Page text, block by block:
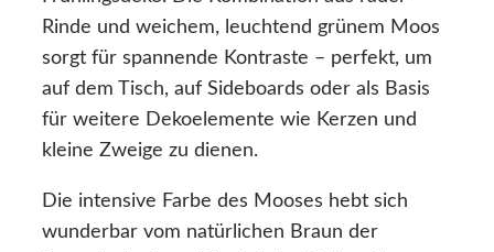
Rinde und weichem, leuchtend grünem Moos
sorgt für spannende Kontraste – perfekt, um
auf dem Tisch, auf Sideboards oder als Basis
für weitere Dekoelemente wie Kerzen und
kleine Zweige zu dienen.
Die intensive Farbe des Mooses hebt sich
wunderbar vom natürlichen Braun der